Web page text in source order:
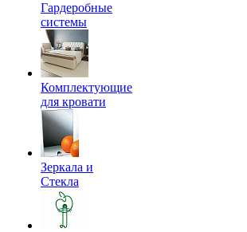
Гардеробные
системы
Комплектующие
для кровати
Зеркала и
Стекла